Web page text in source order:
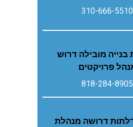
310-666-5510
מובילה דרוש
פרויקטים
818-284-8905
דרושה מנהלת